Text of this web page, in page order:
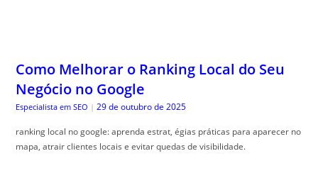
Como Melhorar o Ranking Local do Seu
Negócio no Google
Especialista em SEO | 29 de outubro de 2025
ranking local no google: aprenda estrat, égias práticas para aparecer no
mapa, atrair clientes locais e evitar quedas de visibilidade.